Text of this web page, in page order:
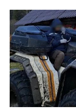
аккуратно вставила
снова пошел в
удерживала его в
рассказали в
в больницу с
Законодательное
награждении